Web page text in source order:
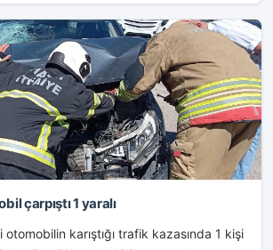
çarpıştı 1 yaralı
karıştığı trafik kazasında 1 kişi